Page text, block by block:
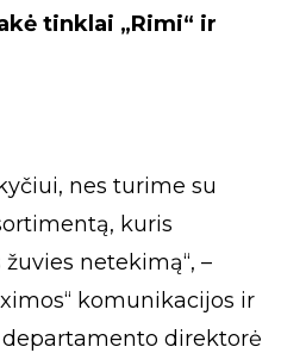
tinklai „Rimi“ ir
nes turime su
kuris
netekimą“, –
komunikacijos ir
direktorė